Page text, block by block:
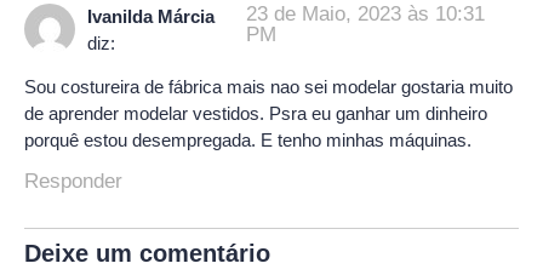
Ivanilda Márcia
diz:
23 de Maio, 2023 às 10:31
PM
Sou costureira de fábrica mais nao sei modelar gostaria muito
de aprender modelar vestidos. Psra eu ganhar um dinheiro
porquê estou desempregada. E tenho minhas máquinas.
Responder
Deixe um comentário